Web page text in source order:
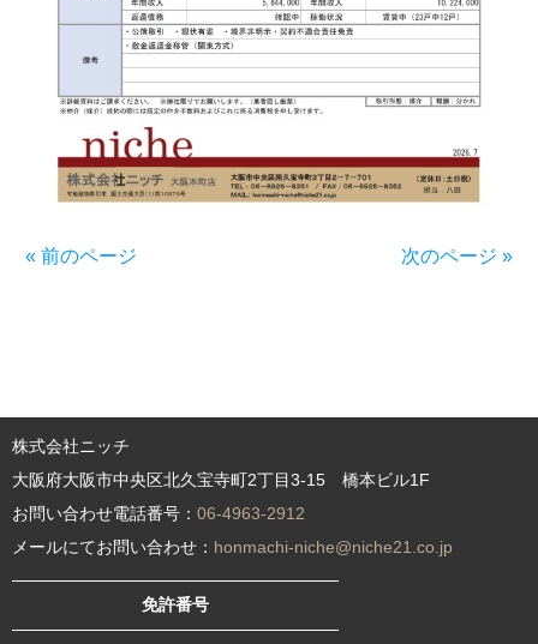
« 前のページ 次のページ »
株式会社ニッチ
大阪府大阪市中央区北久宝寺町2丁目3-15 橋本ビル1F
お問い合わせ電話番号： 06-4963-2912
メールにてお問い合わせ： honmachi-niche@niche21.co.jp
免許番号